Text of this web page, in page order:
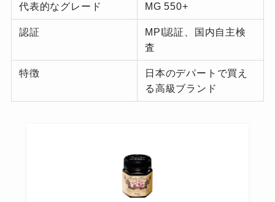
代表的なグレード MG 550+
認証
MPI認証、国内自主検
査
特徴
日本のデパートで買え
る高級ブランド